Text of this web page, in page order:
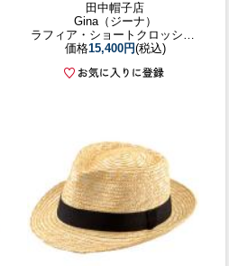
田中帽子店
Gina（ジーナ）
ラフィア・ショートクロッシェ／56.5cm 57.5cm
価格15,400円(税込)